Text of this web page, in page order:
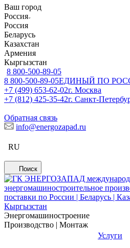
Ваш город
Россия
Россия
Беларусь
Казахстан
Армения
Кыргызстан
8 800-500-89-05
8 800-500-89-05ЕДИНЫЙ ПО
+7 (499) 653-62-02г. Москва
+7 (812) 425-35-42г. Санкт-
Обратная связь
info@energozapad.ru
RU
Поиск
Энергомашиностроение
Производство | Монтаж
Услуги